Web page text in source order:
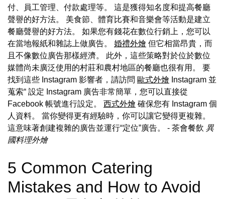
付、員工管理、付款處理等。 這是獲得知名度和提高餐廳
聲譽的好方法。 美食節、體育比賽和音樂會等活動是建立
餐廳聲譽的好方法。 如果您有錢花在數位行銷上，您可以
在當地報紙和雜誌上做廣告。 婚禮外燴 但它相當昂貴，而
且不像數位廣告那樣經濟。 此外，這些策略對於位於數位
媒體尚未廣泛使用的村莊和農村地區的餐廳也很有用。 要
找到這些 Instagram 影響者，請訪問 歐式外燴 Instagram 並
蒐索“ 設定 Instagram 廣告非常簡單，您可以直接從
Facebook 帳號進行設定。 西式外燴 確保您有 Instagram 個
人資料。 當你變得更有經驗時，你可以讓它變得更複雜。
這意味著創建複雜的廣告並運行“定位”廣告。 - 茶會餐飲 異
國料理外燴
5 Common Catering
Mistakes and How to Avoid